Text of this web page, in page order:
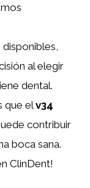
al elegir
dental.
que elv34
contribuir
boca sana.
ClinDent!